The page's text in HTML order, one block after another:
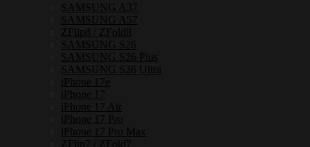
SAMSUNG A37
SAMSUNG A57
ZFlip8 / ZFold8
SAMSUNG S26
SAMSUNG S26 Plus
SAMSUNG S26 Ultra
iPhone 17e
iPhone 17
iPhone 17 Air
iPhone 17 Pro
iPhone 17 Pro Max
ZFlip7 / ZFold7